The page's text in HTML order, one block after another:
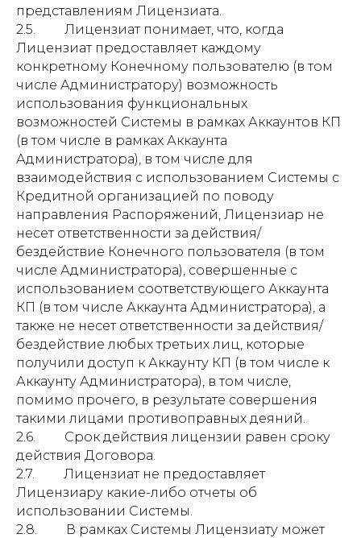
представлениям Лицензиата.
2.5. Лицензиат понимает, что, когда
Лицензиат предоставляет каждому
конкретному Конечному пользователю (в том
числе Администратору) возможность
использования функциональных
возможностей Системы в рамках Аккаунтов КП
(в том числе в рамках Аккаунта
Администратора), в том числе для
взаимодействия с использованием Системы с
Кредитной организацией по поводу
направления Распоряжений, Лицензиар не
несет ответственности за действия/
бездействие Конечного пользователя (в том
числе Администратора), совершенные с
использованием соответствующего Аккаунта
КП (в том числе Аккаунта Администратора), а
также не несет ответственности за действия/
бездействие любых третьих лиц, которые
получили доступ к Аккаунту КП (в том числе к
Аккаунту Администратора), в том числе,
помимо прочего, в результате совершения
такими лицами противоправных деяний.
2.6. Срок действия лицензии равен сроку
действия Договора.
2.7. Лицензиат не предоставляет
Лицензиару какие-либо отчеты об
использовании Системы.
2.8. В рамках Системы Лицензиату может